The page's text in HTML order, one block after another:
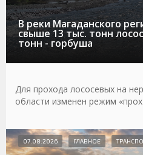
В реки Магаданского
свыше 13 тыс. тонн
тонн - горбуша
Для прохода лососевых на
области изменен режим
07.08.2026 ГЛАВНОЕ